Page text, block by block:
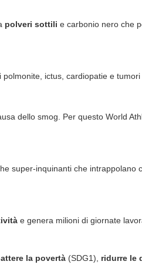
polveri sottili e carbonio nero che
ictus, cardiopatie e
dello smog. Per questo World
super-inquinanti che intrappolano
e genera milioni di giornate
la povertà (SDG1), ridurre le